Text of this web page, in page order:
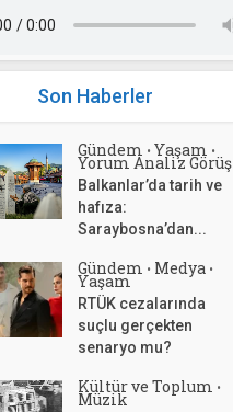
Son Haberler
Gündem • Yaşam •
Yorum Analiz Görüş
Balkanlar’da tarih ve
hafıza:
Saraybosna’dan...
Gündem • Medya •
Yaşam
RTÜK cezalarında
suçlu gerçekten
senaryo mu?
Kültür ve Toplum •
Müzik